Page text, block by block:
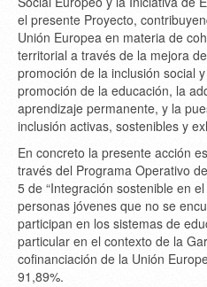
el presente Proyecto,
Unión Europea en materia de
territorial a través de la mejora
promoción de la inclusión social
promoción de la educación, la
aprendizaje permanente, y la
inclusión activas, sostenibles y
En concreto la presente acción
través del Programa Operativo
5 de “Integración sostenible en
personas jóvenes que no se
participan en los sistemas de
particular en el contexto de la
cofinanciación de la Unión
91,89%.